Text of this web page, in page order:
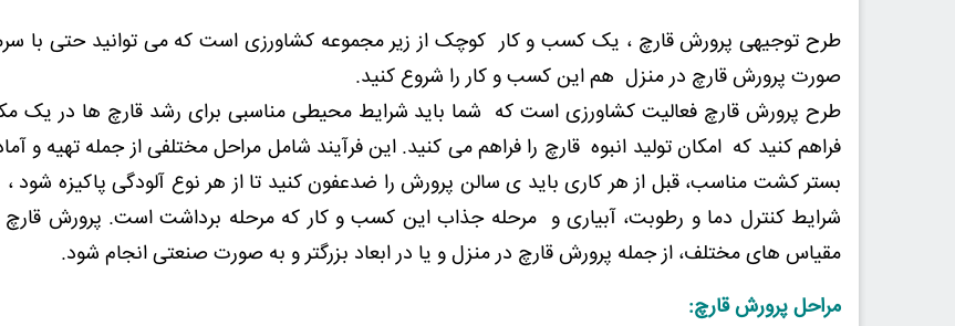
طرح توجیهی پرورش قارچ ، یک کسب و کار کوچک از زیر مجموعه کشاورزی است که می توانید حتی با
صورت پرورش قارچ در منزل هم این کسب و کار را شروع کنید.
طرح پرورش قارچ فعالیت کشاورزی است که شما باید شرایط محیطی مناسبی برای رشد قارچ ها در
فراهم کنید که امکان تولید انبوه قارچ را فراهم می کنید. این فرآیند شامل مراحل مختلفی از جمله تهیه و
بستر کشت مناسب، قبل از هر کاری باید ی سالن پرورش را ضدعفون کنید تا از هر نوع آلودگی پاکیزه شود
شرایط کنترل دما و رطوبت، آبیاری و مرحله جذاب این کسب و کار که مرحله برداشت است. پرورش قارچ
مقیاس های مختلف، از جمله پرورش قارچ در منزل و یا در ابعاد بزرگتر و به صورت صنعتی انجام شود.
مراحل پرورش قارچ: